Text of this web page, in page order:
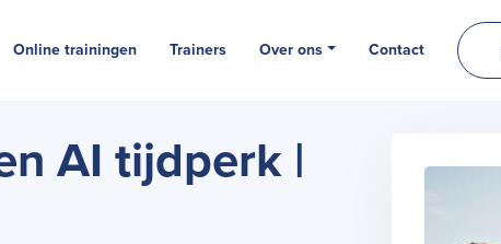
Online trainingen Trainers Over ons Contact
AI tijdperk |